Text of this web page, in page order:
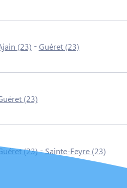
(23) -Guéret (23)
(23)
(23)-Sainte-Feyre (23)